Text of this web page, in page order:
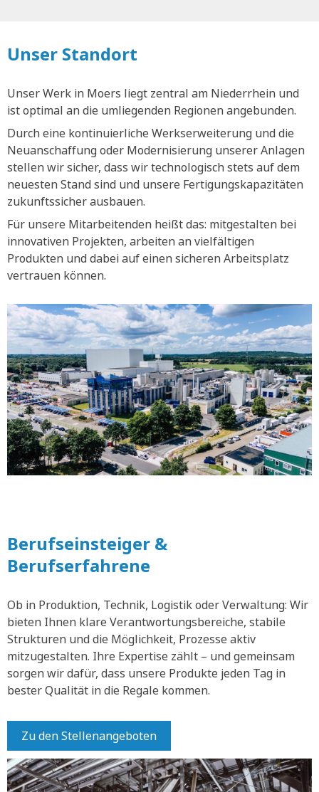
Unser Standort
Unser Werk in Moers liegt zentral am Niederrhein und
ist optimal an die umliegenden Regionen angebunden.
Durch eine kontinuierliche Werkserweiterung und die
Neuanschaffung oder Modernisierung unserer Anlagen
stellen wir sicher, dass wir technologisch stets auf dem
neuesten Stand sind und unsere Fertigungskapazitäten
zukunftssicher ausbauen.
Für unsere Mitarbeitenden heißt das: mitgestalten bei
innovativen Projekten, arbeiten an vielfältigen
Produkten und dabei auf einen sicheren Arbeitsplatz
vertrauen können.
Berufseinsteiger &
Berufserfahrene
Ob in Produktion, Technik, Logistik oder Verwaltung: Wir
bieten Ihnen klare Verantwortungsbereiche, stabile
Strukturen und die Möglichkeit, Prozesse aktiv
mitzugestalten. Ihre Expertise zählt – und gemeinsam
sorgen wir dafür, dass unsere Produkte jeden Tag in
bester Qualität in die Regale kommen.
Zu den Stellenangeboten